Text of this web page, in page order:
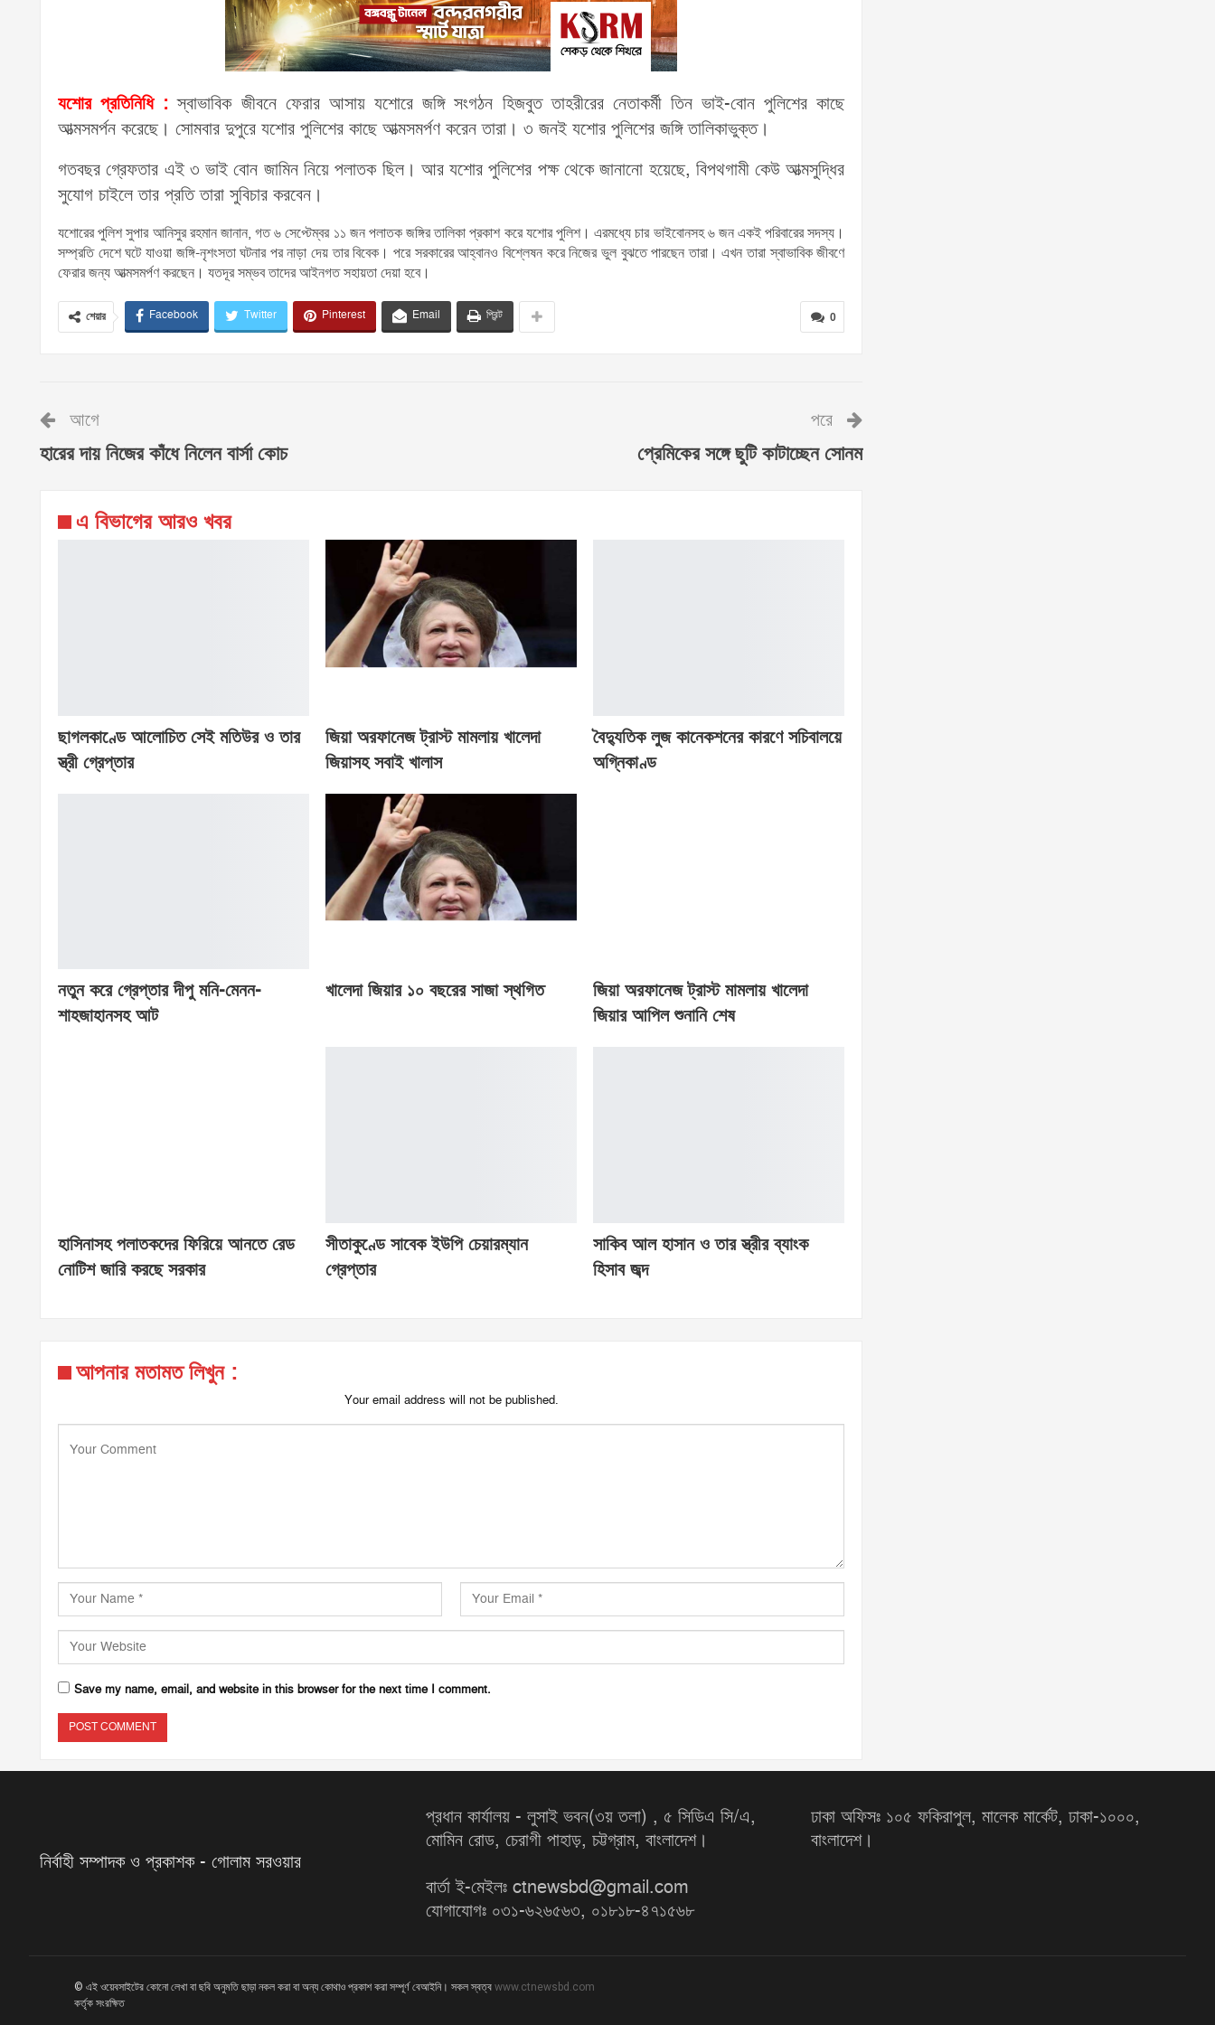
যশোর প্রতিনিধি : স্বাভাবিক জীবনে ফেরার আসায় যশোরে জঙ্গি সংগঠন হিজবুত তাহরীরের নেতাকর্মী তিন ভাই-বোন পুলিশের কাছে
আত্মসমর্পন করেছে। সোমবার দুপুরে যশোর পুলিশের কাছে আত্মসমর্পণ করেন তারা। ৩ জনই যশোর পুলিশের জঙ্গি তালিকাভুক্ত।
গতবছর গ্রেফতার এই ৩ ভাই বোন জামিন নিয়ে পলাতক ছিল। আর যশোর পুলিশের পক্ষ থেকে জানানো হয়েছে, বিপথগামী কেউ আত্মসুদ্ধির
সুযোগ চাইলে তার প্রতি তারা সুবিচার করবেন।
যশোরের পুলিশ সুপার আনিসুর রহমান জানান, গত ৬ সেপ্টেম্বর ১১ জন পলাতক জঙ্গির তালিকা প্রকাশ করে যশোর পুলিশ। এরমধ্যে চার ভাইবোনসহ ৬ জন একই পরিবারের সদস্য।
সম্প্রতি দেশে ঘটে যাওয়া জঙ্গি-নৃশংসতা ঘটনার পর নাড়া দেয় তার বিবেক। পরে সরকারের আহ্বানও বিশ্লেষন করে নিজের ভুল বুঝতে পারছেন তারা। এখন তারা স্বাভাবিক জীবণে
ফেরার জন্য আত্মসমর্পণ করছেন। যতদূর সম্ভব তাদের আইনগত সহায়তা দেয়া হবে।
0
শেয়ার Facebook Twitter Pinterest Email প্রিন্ট
আগে
হারের দায় নিজের কাঁধে নিলেন বার্সা কোচ
পরে
প্রেমিকের সঙ্গে ছুটি কাটাচ্ছেন সোনম
এ বিভাগের আরও খবর
ছাগলকাণ্ডে আলোচিত সেই মতিউর ও তার
স্ত্রী গ্রেপ্তার
জিয়া অরফানেজ ট্রাস্ট মামলায় খালেদা
জিয়াসহ সবাই খালাস
বৈদ্যুতিক লুজ কানেকশনের কারণে সচিবালয়ে
অগ্নিকাণ্ড
নতুন করে গ্রেপ্তার দীপু মনি-মেনন-
শাহজাহানসহ আট
খালেদা জিয়ার ১০ বছরের সাজা স্থগিত
জিয়া অরফানেজ ট্রাস্ট মামলায় খালেদা
জিয়ার আপিল শুনানি শেষ
হাসিনাসহ পলাতকদের ফিরিয়ে আনতে রেড
নোটিশ জারি করছে সরকার
সীতাকুণ্ডে সাবেক ইউপি চেয়ারম্যান
গ্রেপ্তার
সাকিব আল হাসান ও তার স্ত্রীর ব্যাংক
হিসাব জব্দ
আপনার মতামত লিখুন :
Your email address will not be published.
Save my name, email, and website in this browser for the next time I comment.
নির্বাহী সম্পাদক ও প্রকাশক - গোলাম সরওয়ার
প্রধান কার্যালয় - লুসাই ভবন(৩য় তলা) , ৫ সিডিএ সি/এ,
মোমিন রোড, চেরাগী পাহাড়, চট্টগ্রাম, বাংলাদেশ।
বার্তা ই-মেইলঃ ctnewsbd@gmail.com
যোগাযোগঃ ০৩১-৬২৬৫৬৩, ০১৮১৮-৪৭১৫৬৮
ঢাকা অফিসঃ ১০৫ ফকিরাপুল, মালেক মার্কেট, ঢাকা-১০০০,
বাংলাদেশ।
© এই ওয়েবসাইটের কোনো লেখা বা ছবি অনুমতি ছাড়া নকল করা বা অন্য কোথাও প্রকাশ করা সম্পূর্ণ বেআইনি। সকল স্বত্ব www.ctnewsbd.com
কর্তৃক সংরক্ষিত